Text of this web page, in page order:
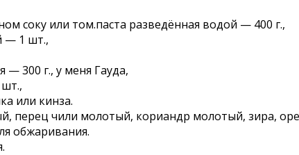
соку или том.паста разведённая водой — 400 г.,
— 1 шт.,
300 г., у меня Гауда,
или кинза.
перец чили молотый, кориандр молотый, зира,
обжаривания.